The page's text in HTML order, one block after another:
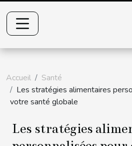
Accueil
Santé
Les stratégies alimentaires
votre santé globale
Les stratégies